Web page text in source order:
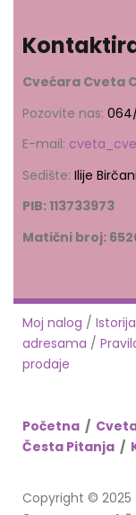
Cvećara Cveta
Pozovite nas:
E-mail:
Sedište: Ilije
PIB: 113733973
Matični broj:
Moj nalog /
adresama /
prodaje
Početna /
Česta Pitanja /
Copyright © 2025